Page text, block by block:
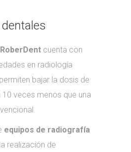
cuenta con
en radiología
bajar la dosis de
veces menos que una
equipos de radiografía
realización de